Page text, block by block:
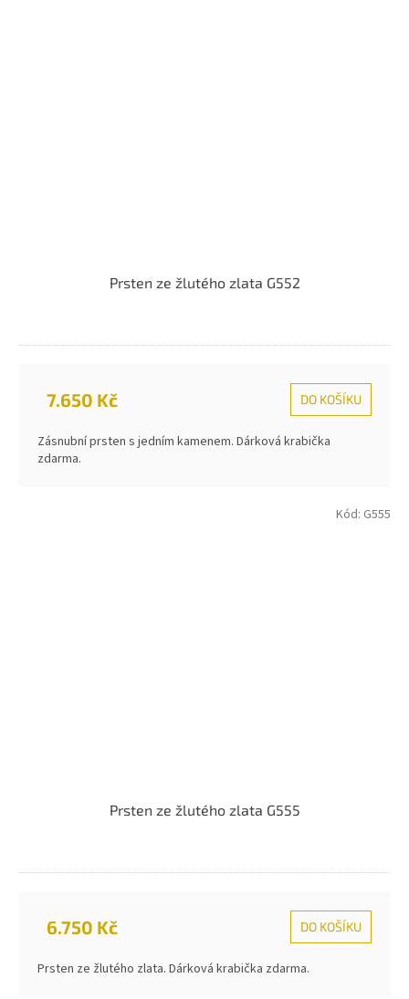
Prsten ze žlutého zlata G552
7.650 Kč DO KOŠÍKU
Zásnubní prsten s jedním kamenem. Dárková krabička
zdarma.
Prsten ze žlutého zlata G555
6.750 Kč DO KOŠÍKU
Prsten ze žlutého zlata. Dárková krabička zdarma.
Kód: G555